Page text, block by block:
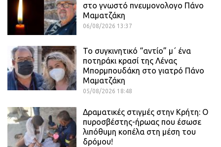
στο γνωστό πνευμονολογο Πάνο
Μαματζάκη
06/08/2026 13:37
Το συγκινητικό “αντίο” μ΄ ένα
ποτηράκι κρασί της Λένας
Μπορμπουδάκη στο γιατρό Πάνο
Μαματζάκη
05/08/2026 18:48
Δραματικές στιγμές στην Κρήτη: Ο
πυροσβέστης-ήρωας που έσωσε
λιπόθυμη κοπέλα στη μέση του
δρόμου!